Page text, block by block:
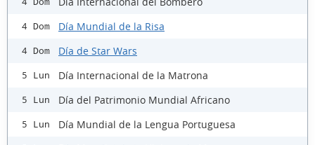
4 Dom Día Mundial de la Risa
4 Dom Día de Star Wars
5 Lun Día Internacional de la Matrona
5 Lun Día del Patrimonio Mundial Africano
5 Lun Día Mundial de la Lengua Portuguesa